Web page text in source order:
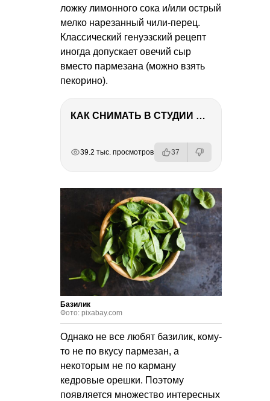
ложку лимонного сока и/или острый
мелко нарезанный чили-перец.
Классический генуэзский рецепт
иногда допускает овечий сыр
вместо пармезана (можно взять
пекорино).
КАК СНИМАТЬ В СТУДИИ СО ВСПЫШКАМИ
39.2 тыс. просмотров 37
Базилик
Фото: pixabay.com
Однако не все любят базилик, кому-
то не по вкусу пармезан, а
некоторым не по карману
кедровые орешки. Поэтому
появляется множество интересных